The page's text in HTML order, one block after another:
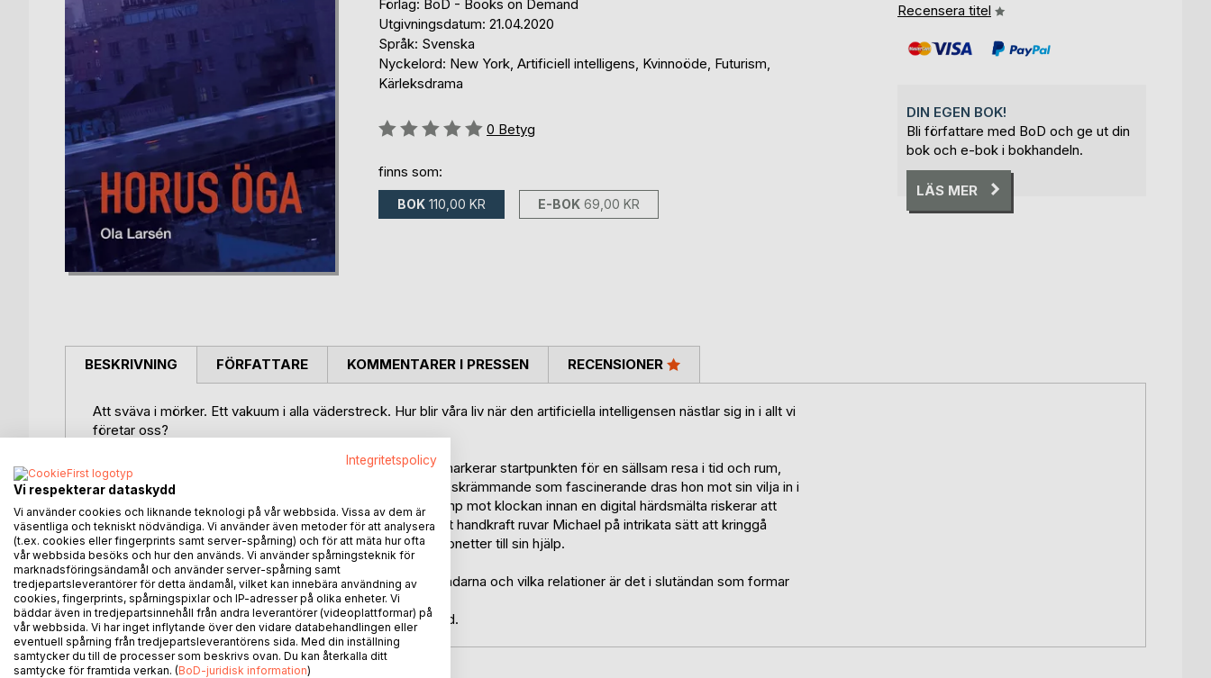
Förlag: BoD - Books on Demand
Utgivningsdatum: 21.04.2020
Språk: Svenska
Nyckelord: New York, Artificiell intelligens, Kvinnoöde, Futurism,
Kärleksdrama
Betyg::
0 Betyg
finns som:
BOK 110,00 KR E-BOK 69,00 KR
Recensera titel
DIN EGEN BOK!
Bli författare med BoD och ge ut din
bok och e-bok i bokhandeln.
LÄS MER
BESKRIVNING
Att sväva i mörker. Ett vakuum i alla väderstreck. Hur blir våra liv när den artificiella intelligensen nästlar sig in i allt vi
företar oss?
Tildes uppbrott från lilla Malmö till metropolen New York markerar startpunkten för en sällsam resa i tid och rum,
men också oönskade möten med den undre världen. Lika skrämmande som fascinerande dras hon mot sin vilja in i
alltmer absurda skeenden samtidigt som det pågår en kamp mot klockan innan en digital härdsmälta riskerar att
brisera på nätet. I en värld där maskiner sedan länge ersatt handkraft ruvar Michael på intrikata sätt att kringgå
robotikens grundläggande principer, med tjänstvilliga marionetter till sin hjälp.
Vilka tankar upptar en ung kvinna när andra krafter drar i trådarna och vilka relationer är det i slutändan som formar
våra val?
Horus allseende öga bygger broar mellan nutid och framtid.
FÖRFATTARE KOMMENTARER I PRESSEN RECENSIONER
Integritetspolicy
Vi respekterar dataskydd
Vi använder cookies och liknande teknologi på vår webbsida. Vissa av dem är
väsentliga och tekniskt nödvändiga. Vi använder även metoder för att analysera
(t.ex. cookies eller fingerprints samt server-spårning) och för att mäta hur ofta
vår webbsida besöks och hur den används. Vi använder spårningsteknik för
marknadsföringsändamål och använder server-spårning samt
tredjepartsleverantörer för detta ändamål, vilket kan innebära användning av
cookies, fingerprints, spårningspixlar och IP-adresser på olika enheter. Vi
bäddar även in tredjepartsinnehåll från andra leverantörer (videoplattformar) på
vår webbsida. Vi har inget inflytande över den vidare databehandlingen eller
eventuell spårning från tredjepartsleverantörens sida. Med din inställning
samtycker du till de processer som beskrivs ovan. Du kan återkalla ditt
samtycke för framtida verkan. (BoD-juridisk information)